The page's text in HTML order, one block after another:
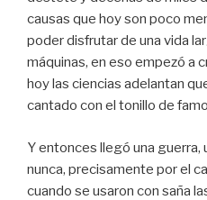
causas que hoy son poco
poder disfrutar de una vida
máquinas, en eso empezó a
hoy las ciencias adelantan
cantado con el tonillo de
Y entonces llegó una guerra,
nunca, precisamente por el
cuando se usaron con saña